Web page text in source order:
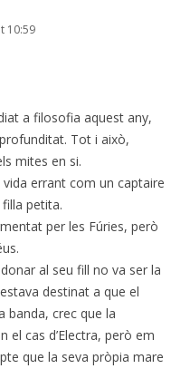
10:59
a filosofia aquest any,
Tot i això,
mites en si.
errant com un captaire
petita.
per les Fúries, però
al seu fill no va ser la
destinat a que el
banda, crec que la
el cas d’Electra, però em
que la seva pròpia mare